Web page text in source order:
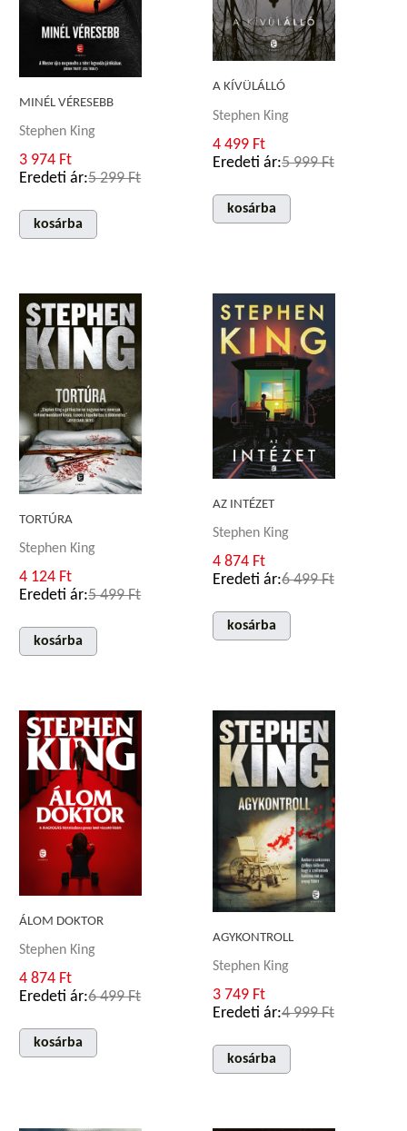
MINÉL VÉRESEBB
Stephen King
3 974 Ft
Eredeti ár:5 299 Ft
kosárba
A KÍVÜLÁLLÓ
Stephen King
4 499 Ft
Eredeti ár:5 999 Ft
kosárba
TORTÚRA
Stephen King
4 124 Ft
Eredeti ár:5 499 Ft
kosárba
AZ INTÉZET
Stephen King
4 874 Ft
Eredeti ár:6 499 Ft
kosárba
ÁLOM DOKTOR
Stephen King
4 874 Ft
Eredeti ár:6 499 Ft
kosárba
AGYKONTROLL
Stephen King
3 749 Ft
Eredeti ár:4 999 Ft
kosárba